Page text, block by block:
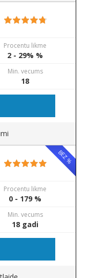
Procentu likme
2 - 29% %
Min. vecums
18
BEZ %
Procentu likme
0 - 179 %
Min. vecums
18 gadi